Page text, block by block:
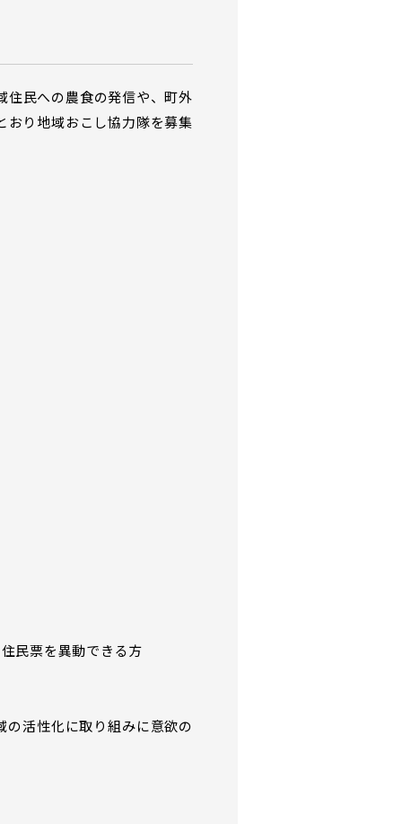
民への農食の発信や、町外
おり地域おこし協力隊を募集
民票を異動できる方
活性化に取り組みに意欲の